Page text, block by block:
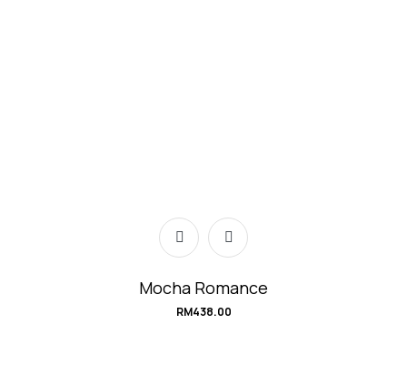
Mocha Romance
RM438.00